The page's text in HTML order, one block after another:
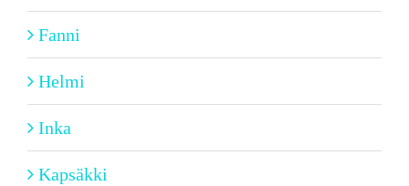
Fanni
Helmi
Inka
Kapsäkki